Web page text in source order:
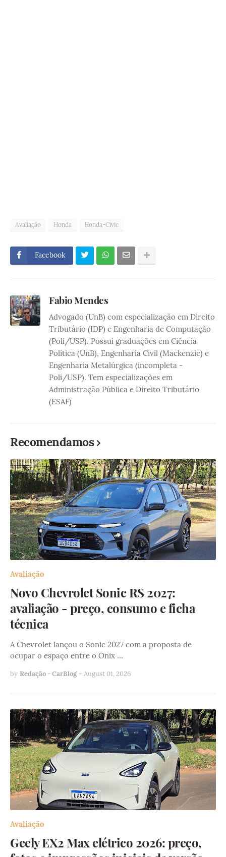
Avaliação Honda Honda-Civic
Facebook
Fabio Mendes
Advogado (UnB) com especialização em Direito
Tributário (IDP) e Engenharia de Computação
(Poli/USP). Possui graduações em Ciência
Política (UnB), Engenharia Civil (Mackenzie) e
Engenharia Metalúrgica (incompleta -
Poli/USP). Tem especializações em
Administração Pública e Direito Tributário
(ESAF)
Recomendamos
Avaliação
Novo Chevrolet Sonic RS 2027:
avaliação - preço, consumo e ficha
técnica
A Chevrolet lançou o Sonic 2027 com a proposta de
ocupar o espaço entre o Onix …
by Redação - CarBlog - August 01, 2026
Avaliação
Geely EX2 Max elétrico 2026: preço,